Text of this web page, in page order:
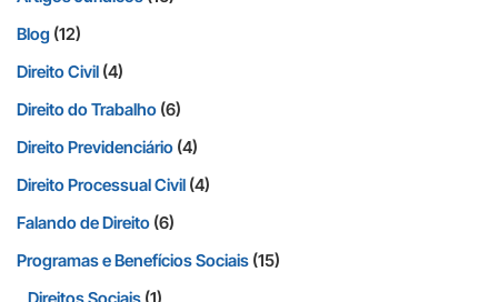
Blog (12)
Direito Civil (4)
Direito do Trabalho (6)
Direito Previdenciário (4)
Direito Processual Civil (4)
Falando de Direito (6)
Programas e Benefícios Sociais (15)